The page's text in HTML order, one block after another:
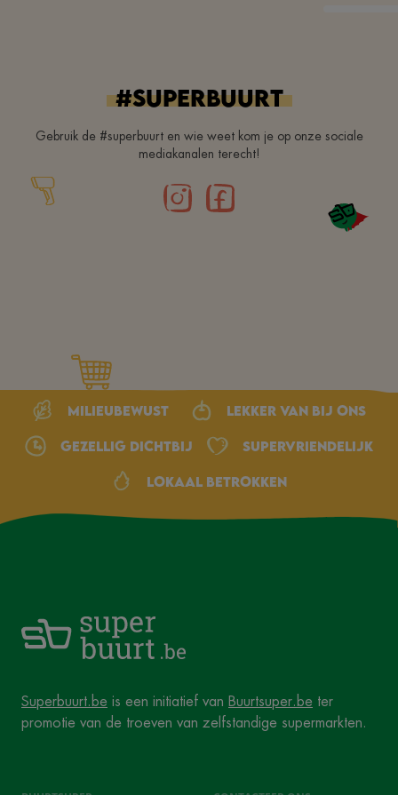
#superbuurt
Gebruik de #superbuurt en wie weet kom je op onze sociale
mediakanalen terecht!
Milieubewust Lekker van bij ons
Gezellig dichtbij Supervriendelijk
Lokaal betrokken
Superbuurt.be is een initiatief van Buurtsuper.be ter
promotie van de troeven van zelfstandige supermarkten.